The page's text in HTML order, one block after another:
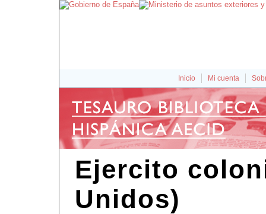
Inicio Mi cuenta
Ejercito
Unidos)